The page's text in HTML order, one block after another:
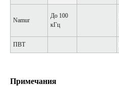
Namur
До 100
кГц
ПВТ
Примечания